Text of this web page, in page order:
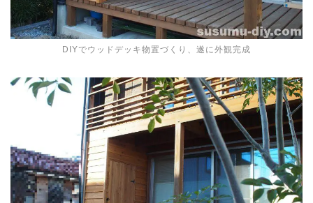
DIYでウッドデッキ物置づくり、遂に外観完成